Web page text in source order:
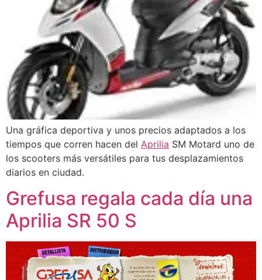
Una gráfica deportiva y unos precios adaptados a los
tiempos que corren hacen del Aprilia SM Motard uno de
los scooters más versátiles para tus desplazamientos
diarios en ciudad.
Grefusa regala cada día una
Aprilia SR 50 S